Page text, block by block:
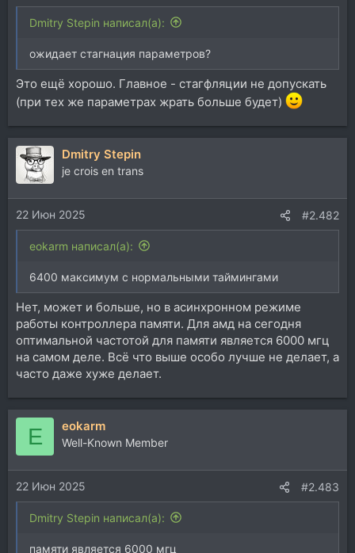
Dmitry Stepin написал(а):
ожидает стагнация параметров?
Это ещё хорошо. Главное - стагфляции не допускать
(при тех же параметрах жрать больше будет)
Dmitry Stepin
je crois en trans
22 Июн 2025 #2.482
eokarm написал(а):
6400 максимум с нормальными таймингами
Нет, может и больше, но в асинхронном режиме
работы контроллера памяти. Для амд на сегодня
оптимальной частотой для памяти является 6000 мгц
на самом деле. Всё что выше особо лучше не делает, а
часто даже хуже делает.
E eokarm
Well-Known Member
22 Июн 2025 #2.483
Dmitry Stepin написал(а):
памяти является 6000 мгц